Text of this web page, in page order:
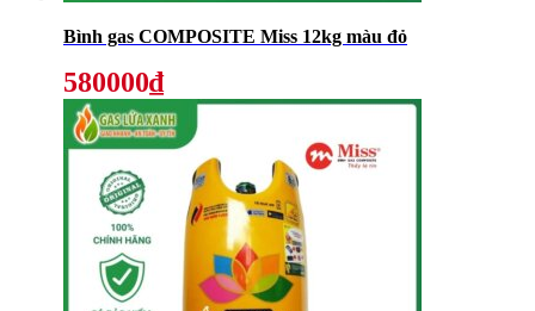
Bình gas COMPOSITE Miss 12kg màu đỏ
580000₫